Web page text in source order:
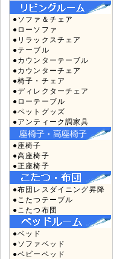
●ソファ＆チェア
●ローソファ
●リラックスチェア
●テーブル
●カウンターテーブル
●カウンターチェア
●椅子・チェア
●ディレクターチェア
●ローテーブル
●ペットグッズ
●アンティーク調家具
●座椅子
●高座椅子
●正座椅子
●布団レスダイニング昇降
●こたつテーブル
●こたつ布団
●ベッド
●ソファベッド
●ベビーベッド